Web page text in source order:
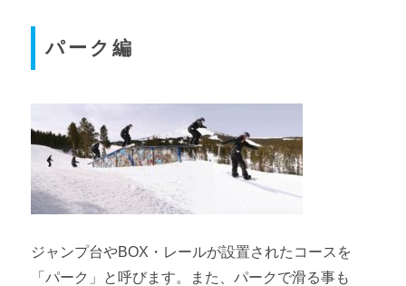
パーク編
ジャンプ台やBOX・レールが設置されたコースを
「パーク」と呼びます。また、パークで滑る事も